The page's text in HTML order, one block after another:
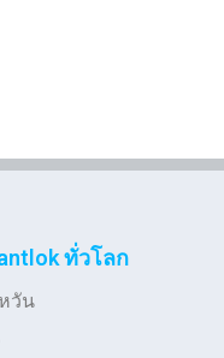
ทั่วโลก
วัน